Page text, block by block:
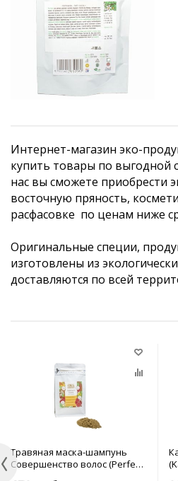
Интернет-магазин эко-
купить товары по выгодной
нас вы сможете приобрести
восточную пряность,
расфасовке по ценам ниже
Оригинальные специи,
изготовлены из
доставляются по всей
Травяная маска-шампунь
Совершенство волос (Perfect